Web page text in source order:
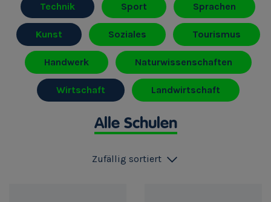
Technik Sport Sprachen
Kunst Soziales Tourismus
Handwerk Naturwissenschaften
Wirtschaft Landwirtschaft
Alle Schulen
Zufällig sortiert